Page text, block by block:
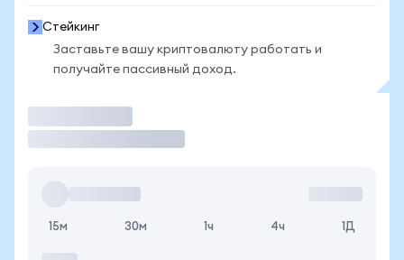
Стейкинг
Заставьте вашу криптовалюту работать и
получайте пассивный доход.
15м 30м 1ч 4ч 1Д